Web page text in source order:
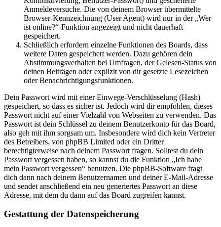
Anmeldeversuche. Die von deinem Browser übermittelte
Browser-Kennzeichnung (User Agent) wird nur in der „Wer
ist online?“-Funktion angezeigt und nicht dauerhaft
gespeichert.
Schließlich erfordern einzelne Funktionen des Boards, dass
weitere Daten gespeichert werden. Dazu gehören dein
Abstimmungsverhalten bei Umfragen, der Gelesen-Status von
deinen Beiträgen oder explizit von dir gesetzte Lesezeichen
oder Benachrichtigungsfunktionen.
Dein Passwort wird mit einer Einwege-Verschlüsselung (Hash)
gespeichert, so dass es sicher ist. Jedoch wird dir empfohlen, dieses
Passwort nicht auf einer Vielzahl von Webseiten zu verwenden. Das
Passwort ist dein Schlüssel zu deinem Benutzerkonto für das Board,
also geh mit ihm sorgsam um. Insbesondere wird dich kein Vertreter
des Betreibers, von phpBB Limited oder ein Dritter
berechtigterweise nach deinem Passwort fragen. Solltest du dein
Passwort vergessen haben, so kannst du die Funktion „Ich habe
mein Passwort vergessen“ benutzen. Die phpBB-Software fragt
dich dann nach deinem Benutzernamen und deiner E-Mail-Adresse
und sendet anschließend ein neu generiertes Passwort an diese
Adresse, mit dem du dann auf das Board zugreifen kannst.
Gestattung der Datenspeicherung